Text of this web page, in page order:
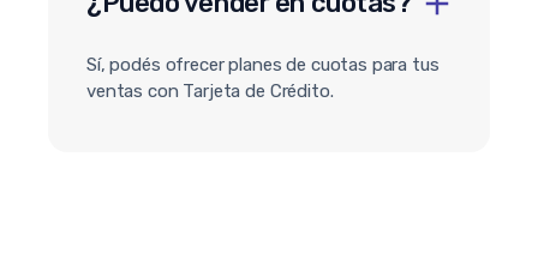
Sí, podés ofrecer planes de cuotas para tus
ventas con Tarjeta de Crédito.